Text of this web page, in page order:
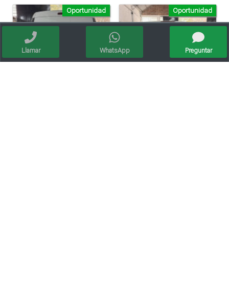
Oportunidad Oportunidad
Llamar WhatsApp Preguntar